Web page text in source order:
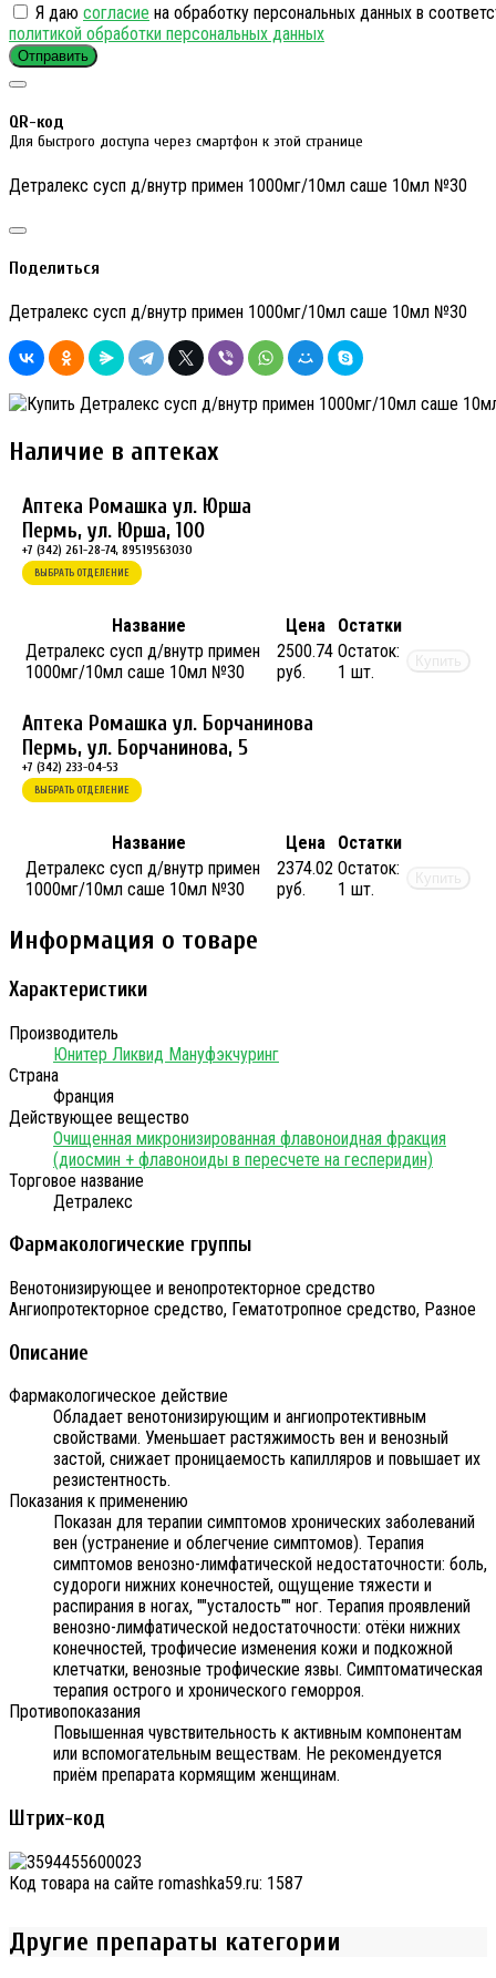
Я даю согласие на обработку персональных данных в
политикой обработки персональных данных
Отправить
QR-код
Для быстрого доступа через смартфон к этой странице
Детралекс сусп д/внутр примен 1000мг/10мл саше 10мл №30
Поделиться
Детралекс сусп д/внутр примен 1000мг/10мл саше 10мл №30
Наличие в аптеках
Аптека Ромашка ул. Юрша
Пермь, ул. Юрша, 100
+7 (342) 261-28-74, 89519563030
ВЫБРАТЬ ОТДЕЛЕНИЕ
Название Цена
Остатки
Детралекс сусп д/внутр примен
1000мг/10мл саше 10мл №30
2500.74
руб.
Остаток:
1 шт.
Купить
Аптека Ромашка ул. Борчанинова
Пермь, ул. Борчанинова, 5
+7 (342) 233-04-53
ВЫБРАТЬ ОТДЕЛЕНИЕ
Название Цена
Остатки
Детралекс сусп д/внутр примен
1000мг/10мл саше 10мл №30
2374.02
руб.
Остаток:
1 шт.
Купить
Информация о товаре
Характеристики
Производитель
Юнитер Ликвид Мануфэкчуринг
Страна
Франция
Действующее вещество
Очищенная микронизированная флавоноидная фракция
(диосмин + флавоноиды в пересчете на гесперидин)
Торговое название
Детралекс
Фармакологические группы
Венотонизирующее и венопротекторное средство
Ангиопротекторное средство, Гематотропное средство, Разное
Описание
Фармакологическое действие
Обладает венотонизирующим и ангиопротективным
свойствами. Уменьшает растяжимость вен и венозный
застой, снижает проницаемость капилляров и повышает их
резистентность.
Показания к применению
Показан для терапии симптомов хронических заболеваний
вен (устранение и облегчение симптомов). Терапия
симптомов венозно-лимфатической недостаточности: боль,
судороги нижних конечностей, ощущение тяжести и
распирания в ногах, ""усталость"" ног. Терапия проявлений
венозно-лимфатической недостаточности: отёки нижних
конечностей, трофичесие изменения кожи и подкожной
клетчатки, венозные трофические язвы. Симптоматическая
терапия острого и хронического геморроя.
Противопоказания
Повышенная чувствительность к активным компонентам
или вспомогательным веществам. Не рекомендуется
приём препарата кормящим женщинам.
Штрих-код
Код товара на сайте romashka59.ru: 1587
Другие препараты категории